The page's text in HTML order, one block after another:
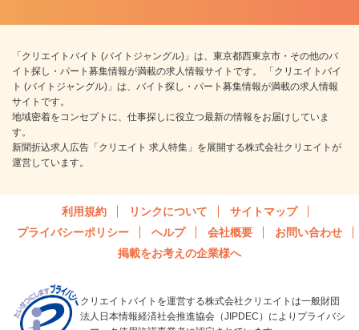
「クリエイトバイト (バイトジャングル)」は、東京都西東京市・その他のバ
イト探し・パート募集情報が満載の求人情報サイトです。 「クリエイトバイ
ト (バイトジャングル)」は、バイト探し・パート募集情報が満載の求人情報
サイトです。
地域密着をコンセプトに、仕事探しに役立つ最新の情報をお届けしていま
す。
新聞折込求人広告「クリエイト 求人特集」を展開する株式会社クリエイトが
運営しています。
利用規約 リンクについて
サイトマップ
プライバシーポリシー
ヘルプ 会社概要
お問い合わせ
掲載をお考えの企業様へ
クリエイトバイトを運営する株式会社クリエイトは一般財団
法人日本情報経済社会推進協会（JIPDEC）によりプライバシ